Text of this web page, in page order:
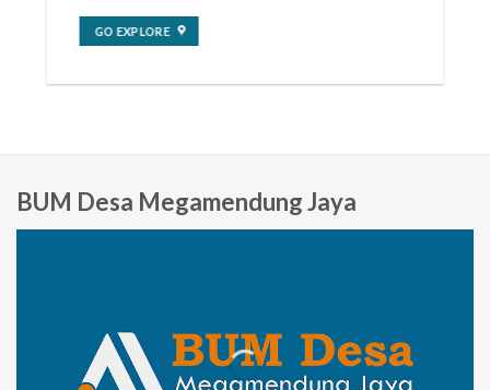
GO EXPLORE
BUM Desa Megamendung Jaya